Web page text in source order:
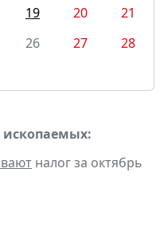
19 20
21
26 27
28
ископаемых:
налог за октябрь